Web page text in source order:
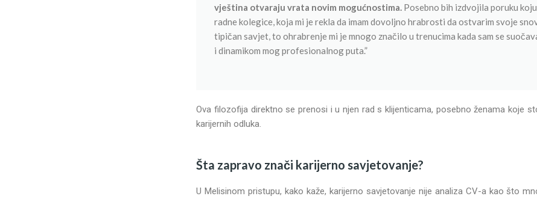
vještina otvaraju vrata novim mogućnostima. Posebno bih izdvojila poruku
radne kolegice, koja mi je rekla da imam dovoljno hrabrosti da ostvarim svoje
tipičan savjet, to ohrabrenje mi je mnogo značilo u trenucima kada sam se
i dinamikom mog profesionalnog puta.”
Ova filozofija direktno se prenosi i u njen rad s klijenticama, posebno ženama koje
karijernih odluka.
Šta zapravo znači karijerno savjetovanje?
U Melisinom pristupu, kako kaže, karijerno savjetovanje nije analiza CV-a kao što